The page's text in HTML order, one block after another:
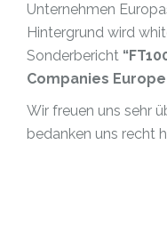
Unternehmen
Hintergrund wird
Sonderbericht
Companies Europe
Wir freuen uns sehr
bedanken uns recht